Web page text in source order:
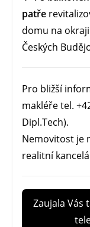
patře
domu na
Českých
Pro bližší
makléře tel.
Dipl.Tech).
Nemovitost je
realitní
Zaujala Vás